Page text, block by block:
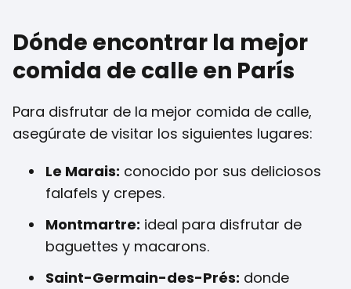
Dónde encontrar la mejor
comida de calle en París
Para disfrutar de la mejor comida de calle,
asegúrate de visitar los siguientes lugares:
Le Marais: conocido por sus deliciosos
falafels y crepes.
Montmartre: ideal para disfrutar de
baguettes y macarons.
Saint-Germain-des-Prés: donde